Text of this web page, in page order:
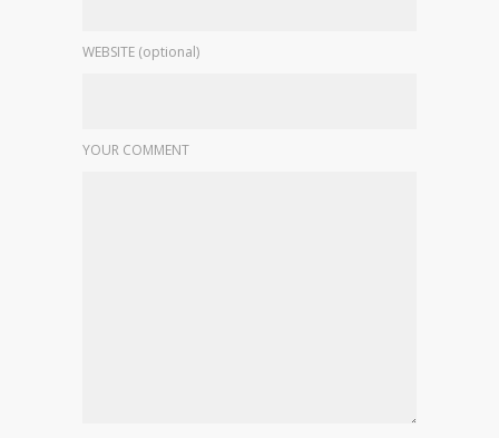
WEBSITE (optional)
YOUR COMMENT